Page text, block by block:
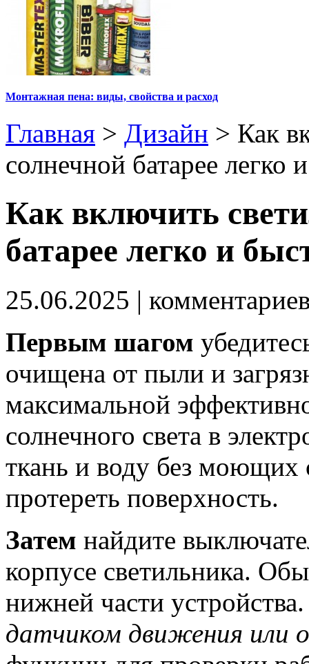
Монтажная пена: виды, свойства и расход
Главная > Дизайн > Как
солнечной батарее легко
Как включить
батарее легко и
25.06.2025 |
Первым шагом
очищена от пыли и
максимальной
солнечного света в
ткань и воду без моющих
протереть поверхность.
Затем найдите
корпусе светильника.
нижней части
датчиком движения или